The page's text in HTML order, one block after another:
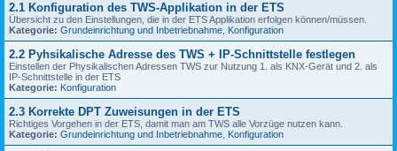
2.1 Konfiguration des TWS-Applikation in der ETS
Übersicht zu den Einstellungen, die in der ETS Applikation erfolgen können/müssen.
Kategorie: Grundeinrichtung und Inbetriebnahme Konfiguration
2.2 Pyhsikalische Adresse des TWS + IP-Schnittstelle festlegen
Einstellen der Physikalischen Adressen TWS zur Nutzung 1. als KNX-Gerät und 2. als
IP-Schnittstelle in der ETS
Kategorie: Konfiguration
2.3 Korrekte DPT Zuweisungen in der ETS
Richtiges Vorgehen in der ETS, damit man am TWS alle Vorzüge nutzen kann.
Kategorie: Grundeinrichtung und Inbetriebnahme Konfiguration